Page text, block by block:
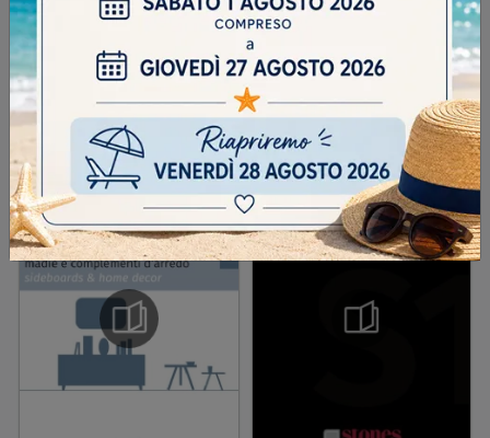
SFOGLIA I NOSTRI CATALOGHI
INVIA